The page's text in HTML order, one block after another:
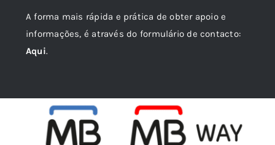
A forma mais rápida e prática de obter apoio e
informações, é através do formulário de contacto:
Aqui.